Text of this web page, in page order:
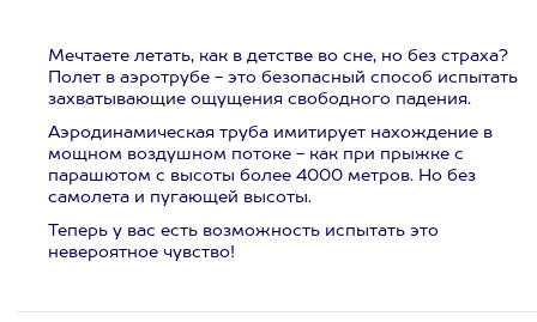
Мечтаете летать, как в детстве во сне, но без страха?
Полет в аэротрубе - это безопасный способ испытать
захватывающие ощущения свободного падения.
Аэродинамическая труба имитирует нахождение в
мощном воздушном потоке - как при прыжке с
парашютом с высоты более 4000 метров. Но без
самолета и пугающей высоты.
Теперь у вас есть возможность испытать это
невероятное чувство!